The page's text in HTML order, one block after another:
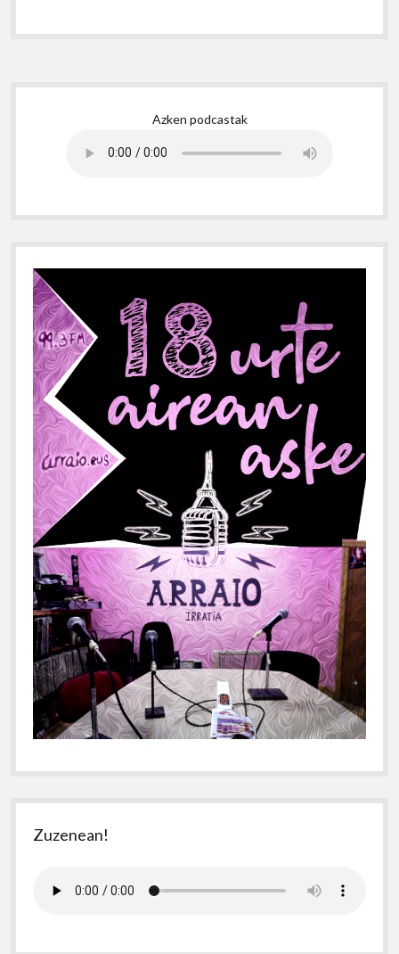
Sidebar
Azken podcastak
Zuzenean!